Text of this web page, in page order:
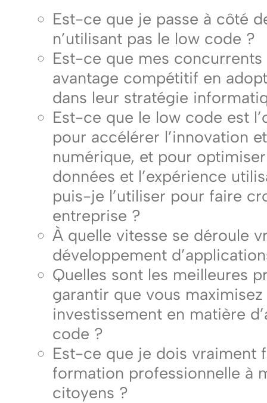
Est-ce que je passe à côté
n’utilisant pas le low code ?
Est-ce que mes concurrents
avantage compétitif en
dans leur stratégie
Est-ce que le low code est
pour accélérer l’innovation
numérique, et pour
données et l’expérience
puis-je l’utiliser pour faire
entreprise ?
À quelle vitesse se déroule
développement
Quelles sont les meilleures
garantir que vous
investissement en matière
code ?
Est-ce que je dois vraiment
formation professionnelle à
citoyens ?